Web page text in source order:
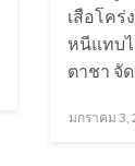
เสือโคร่
หนีแทบ
ตาชา จั
Posted
มกราคม 3,